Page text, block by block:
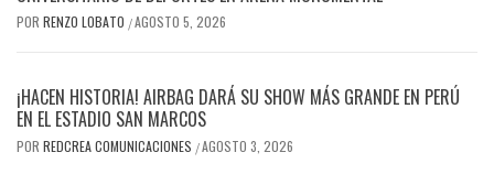
POR RENZO LOBATO /AGOSTO 5, 2026
¡HACEN HISTORIA! AIRBAG DARÁ SU SHOW MÁS GRANDE EN PERÚ
EN EL ESTADIO SAN MARCOS
POR REDCREA COMUNICACIONES /AGOSTO 3, 2026